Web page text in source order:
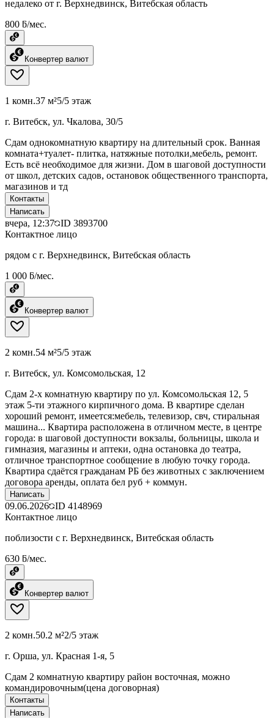
недалеко от г. Верхнедвинск, Витебская область
800 ƃ/мес.
Конвертер валют
1 комн.37 м²5/5 этаж
г. Витебск, ул. Чкалова, 30/5
Сдам однокомнатную квартиру на длительный срок. Ванная
комната+туалет- плитка, натяжные потолки,мебель, ремонт.
Есть всё необходимое для жизни. Дом в шаговой доступности
от школ, детских садов, остановок общественного транспорта,
магазинов и тд
Контакты
Написать
вчера, 12:37 ID 3893700
Контактное лицо
рядом с г. Верхнедвинск, Витебская область
1 000 ƃ/мес.
Конвертер валют
2 комн.54 м²5/5 этаж
г. Витебск, ул. Комсомольская, 12
Сдам 2-х комнатную квартиру по ул. Комсомольская 12, 5
этаж 5-ти этажного кирпичного дома. В квартире сделан
хороший ремонт, имеется:мебель, телевизор, свч, стиральная
машина... Квартира расположена в отличном месте, в центре
города: в шаговой доступности вокзалы, больницы, школа и
гимназия, магазины и аптеки, одна остановка до театра,
отличное транспортное сообщение в любую точку города.
Квартира сдаётся гражданам РБ без животных с заключением
договора аренды, оплата бел руб + коммун.
Написать
09.06.2026 ID 4148969
Контактное лицо
поблизости с г. Верхнедвинск, Витебская область
630 ƃ/мес.
Конвертер валют
2 комн.50.2 м²2/5 этаж
г. Орша, ул. Красная 1-я, 5
Сдам 2 комнатную квартиру район восточная, можно
командировочным(цена договорная)
Контакты
Написать